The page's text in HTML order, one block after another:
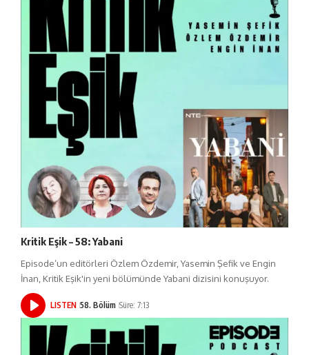
Kritik Eşik – 58: Yabani
Episode’un editörleri Özlem Özdemir, Yasemin Şefik ve Engin
İnan, Kritik Eşik'in yeni bölümünde Yabani dizisini konuşuyor.
LISTEN 58. Bölüm Süre: 7:13